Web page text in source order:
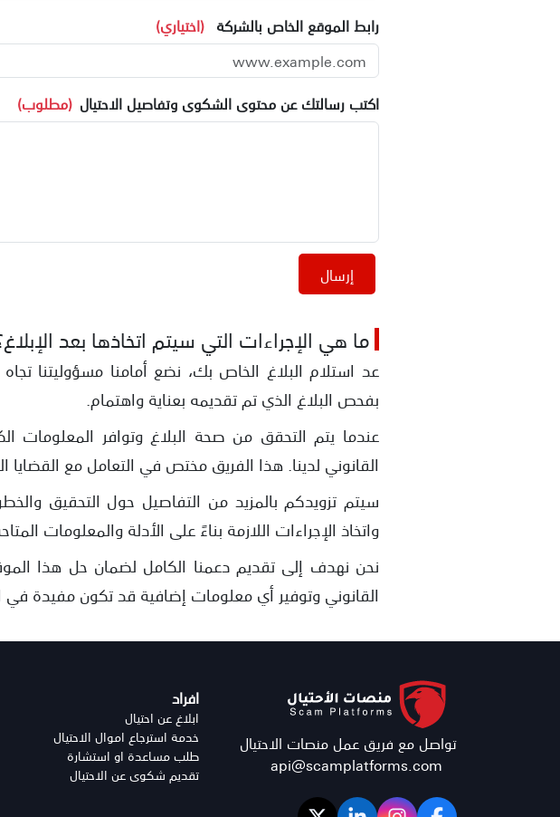
رابط الموقع الخاص بالشركة (اختياري)
اكتب رسالتك عن محتوى الشكوى وتفاصيل الاحتيال (مطلوب)
إرسال
ما هي الإجراءات التي سيتم اتخاذها بعد
عد استلام البلاغ الخاص بك، نضع أمامنا مسؤوليتنا
بفحص البلاغ الذي تم تقديمه بعناية واهتمام.
عندما يتم التحقق من صحة البلاغ وتوافر المعلومات
القانوني لدينا. هذا الفريق مختص في التعامل مع القضايا
سيتم تزويدكم بالمزيد من التفاصيل حول التحقيق
واتخاذ الإجراءات اللازمة بناءً على الأدلة والمعلومات
نحن نهدف إلى تقديم دعمنا الكامل لضمان حل هذا
القانوني وتوفير أي معلومات إضافية قد تكون مفيدة في
تواصل مع فريق عمل منصات الاحتيال
api@scamplatforms.com
افراد
ابلاغ عن احتيال
خدمة استرجاع اموال الاحتيال
طلب مساعدة او استشارة
تقديم شكوى عن الاحتيال